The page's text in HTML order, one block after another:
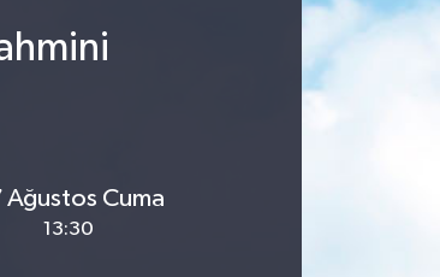
Ağustos Cuma
13:30